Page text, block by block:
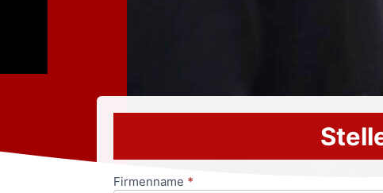
Anfrageformular
Firmenname *